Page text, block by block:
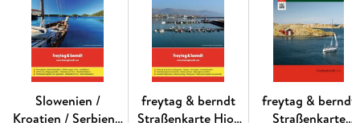
Slowenien /
Kroatien / Serbien /
freytag & berndt
Straßenkarte Hios
freytag & berndt
Straßenkarte